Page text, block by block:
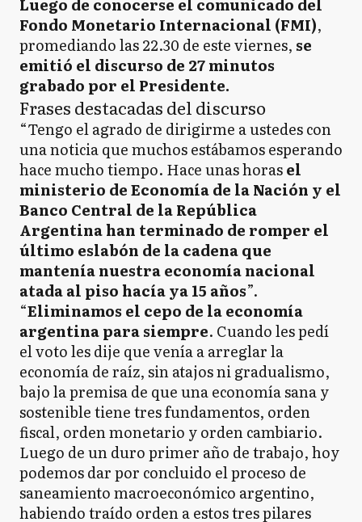
Luego de conocerse el comunicado del
Fondo Monetario Internacional (FMI),
promediando las 22.30 de este viernes, se
emitió el discurso de 27 minutos
grabado por el Presidente.
Frases destacadas del discurso
“Tengo el agrado de dirigirme a ustedes con
una noticia que muchos estábamos esperando
hace mucho tiempo. Hace unas horasel
ministerio de Economía de la Nación y el
Banco Central de la República
Argentina han terminado de romper el
último eslabón de la cadena que
mantenía nuestra economía nacional
atada al piso hacía ya 15 años”.
“Eliminamos el cepo de la economía
argentina para siempre. Cuando les pedí
el voto les dije que venía a arreglar la
economía de raíz, sin atajos ni gradualismo,
bajo la premisa de que una economía sana y
sostenible tiene tres fundamentos, orden
fiscal, orden monetario y orden cambiario.
Luego de un duro primer año de trabajo, hoy
podemos dar por concluido el proceso de
saneamiento macroeconómico argentino,
habiendo traído orden a estos tres pilares